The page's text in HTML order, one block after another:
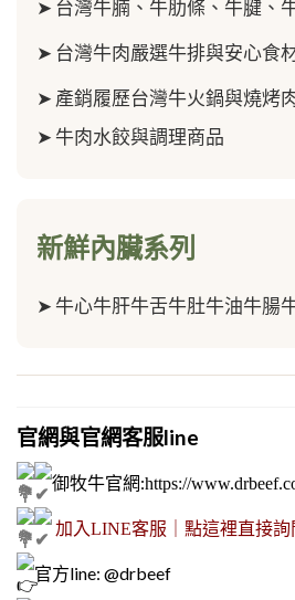
➤ 台灣牛腩、牛肋條、牛腱、
➤ 台灣牛肉嚴選牛排與安心食
➤ 產銷履歷台灣牛火鍋與燒烤
➤ 牛肉水餃與調理商品
新鮮內臟系列
➤ 牛心牛肝牛舌牛肚牛油牛腸
官網與官網客服line
御牧牛官網:https://
加入LINE客服｜點這裡直接詢
官方line: @drbeef